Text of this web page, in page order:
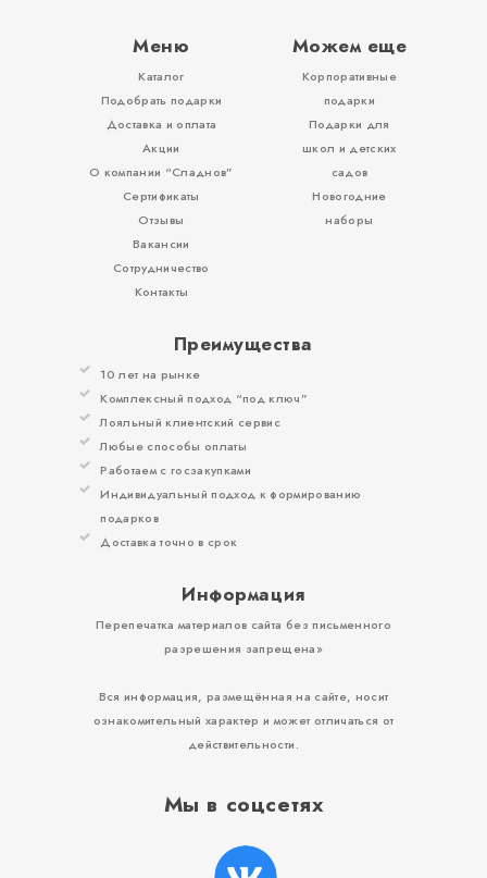
Мы в соцсетях
Меню
Каталог
Подобрать подарки
Доставка и оплата
Акции
О компании “Сладнов”
Сертификаты
Отзывы
Вакансии
Сотрудничество
Контакты
Можем еще
Корпоративные
подарки
Подарки для
школ и детских
садов
Новогодние
наборы
Преимущества
10 лет на рынке
Комплексный подход “под ключ”
Лояльный клиентский сервис
Любые способы оплаты
Работаем с госзакупками
Индивидуальный подход к формированию
подарков
Доставка точно в срок
Информация
Перепечатка материалов сайта без письменного
разрешения запрещена»
Вся информация, размещённая на сайте, носит
ознакомительный характер и может отличаться от
действительности.